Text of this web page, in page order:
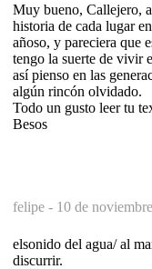
Muy bueno, Callejero,
historia de cada lugar
añoso, y pareciera que
tengo la suerte de vivir
así pienso en las
algún rincón olvidado.
Todo un gusto leer tu
Besos
felipe - 10 de
elsonido del agua/ al
discurrir.